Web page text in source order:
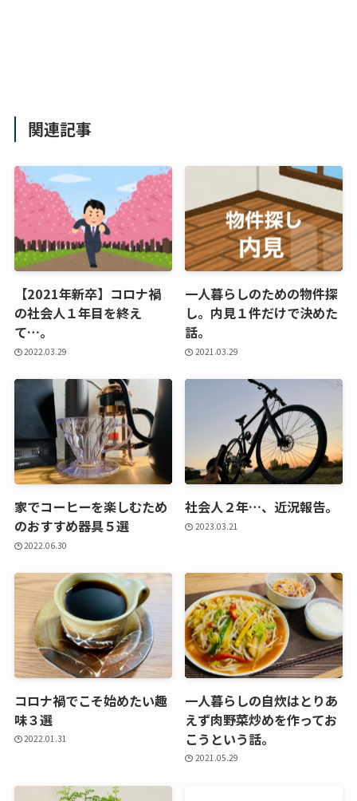
関連記事
【2021年新卒】コロナ禍
の社会人１年目を終え
て…。
2022.03.29
一人暮らしのための物件探
し。内見１件だけで決めた
話。
2021.03.29
家でコーヒーを楽しむため
のおすすめ器具５選
2022.06.30
社会人２年…、近況報告。
2023.03.21
コロナ禍でこそ始めたい趣
味３選
2022.01.31
一人暮らしの自炊はとりあ
えず肉野菜炒めを作ってお
こうという話。
2021.05.29